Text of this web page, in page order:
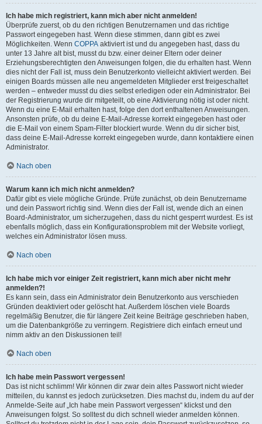
Ich habe mich registriert, kann mich aber nicht anmelden!
Überprüfe zuerst, ob du den richtigen Benutzernamen und das richtige
Passwort eingegeben hast. Wenn diese stimmen, dann gibt es zwei
Möglichkeiten. Wenn COPPA aktiviert ist und du angegeben hast, dass du
unter 13 Jahre alt bist, musst du bzw. einer deiner Eltern oder deiner
Erziehungsberechtigten den Anweisungen folgen, die du erhalten hast. Wenn
dies nicht der Fall ist, muss dein Benutzerkonto vielleicht aktiviert werden. Bei
einigen Boards müssen alle neu angemeldeten Mitglieder erst freigeschaltet
werden – entweder musst du dies selbst erledigen oder ein Administrator. Bei
der Registrierung wurde dir mitgeteilt, ob eine Aktivierung nötig ist oder nicht.
Wenn du eine E-Mail erhalten hast, folge den dort enthaltenen Anweisungen.
Ansonsten prüfe, ob du deine E-Mail-Adresse korrekt eingegeben hast oder
die E-Mail von einem Spam-Filter blockiert wurde. Wenn du dir sicher bist,
dass deine E-Mail-Adresse korrekt eingegeben wurde, dann kontaktiere einen
Administrator.
Nach oben
Warum kann ich mich nicht anmelden?
Dafür gibt es viele mögliche Gründe. Prüfe zunächst, ob dein Benutzername
und dein Passwort richtig sind. Wenn dies der Fall ist, wende dich an einen
Board-Administrator, um sicherzugehen, dass du nicht gesperrt wurdest. Es ist
ebenfalls möglich, dass ein Konfigurationsproblem mit der Website vorliegt,
welches ein Administrator lösen muss.
Nach oben
Ich habe mich vor einiger Zeit registriert, kann mich aber nicht mehr
anmelden?!
Es kann sein, dass ein Administrator dein Benutzerkonto aus verschieden
Gründen deaktiviert oder gelöscht hat. Außerdem löschen viele Boards
regelmäßig Benutzer, die für längere Zeit keine Beiträge geschrieben haben,
um die Datenbankgröße zu verringern. Registriere dich einfach erneut und
nimm aktiv an den Diskussionen teil!
Nach oben
Ich habe mein Passwort vergessen!
Das ist nicht schlimm! Wir können dir zwar dein altes Passwort nicht wieder
mitteilen, du kannst es jedoch zurücksetzen. Dies machst du, indem du auf der
Anmelde-Seite auf „Ich habe mein Passwort vergessen“ klickst und den
Anweisungen folgst. So solltest du dich schnell wieder anmelden können.